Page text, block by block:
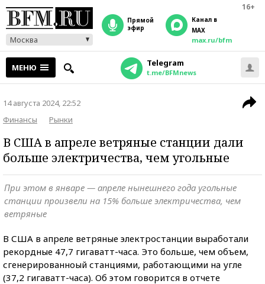
16+
Москва
прямой
эфир
Канал в
MAX
max.ru/bfm
МЕНЮ Telegram
t.me/BFMnews
14 августа 2024, 22:52
Финансы
Рынки
В США в апреле ветряные станции дали
больше электричества, чем угольные
При этом в январе — апреле нынешнего года угольные
станции произвели на 15% больше электричества, чем
ветряные
В США в апреле ветряные электростанции выработали
рекордные 47,7 гигаватт-часа. Это больше, чем объем,
сгенерированноый станциями, работающими на угле
(37,2 гигаватт-часа). Об этом говорится в отчете